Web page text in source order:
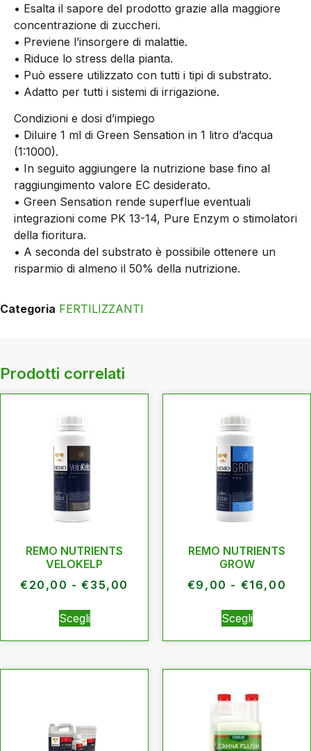
• Esalta il sapore del prodotto grazie alla maggiore
concentrazione di zuccheri.
• Previene l’insorgere di malattie.
• Riduce lo stress della pianta.
• Può essere utilizzato con tutti i tipi di substrato.
• Adatto per tutti i sistemi di irrigazione.
Condizioni e dosi d’impiego
• Diluire 1 ml di Green Sensation in 1 litro d’acqua
(1:1000).
• In seguito aggiungere la nutrizione base fino al
raggiungimento valore EC desiderato.
• Green Sensation rende superflue eventuali
integrazioni come PK 13-14, Pure Enzym o stimolatori
della fioritura.
• A seconda del substrato è possibile ottenere un
risparmio di almeno il 50% della nutrizione.
Categoria FERTILIZZANTI
Prodotti correlati
REMO NUTRIENTS
VELOKELP
€ 20,00 - € 35,00
Scegli
REMO NUTRIENTS
GROW
€9,00 - €16,00
Scegli